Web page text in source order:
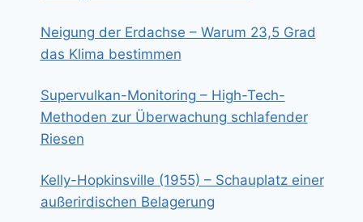
Neigung der Erdachse – Warum 23,5 Grad
das Klima bestimmen
Supervulkan-Monitoring – High-Tech-
Methoden zur Überwachung schlafender
Riesen
Kelly-Hopkinsville (1955) – Schauplatz einer
außerirdischen Belagerung